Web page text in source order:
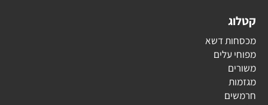
קטלוג
מכסחות דשא
מפוחי עלים
משורים
מגזמות
חרמשים